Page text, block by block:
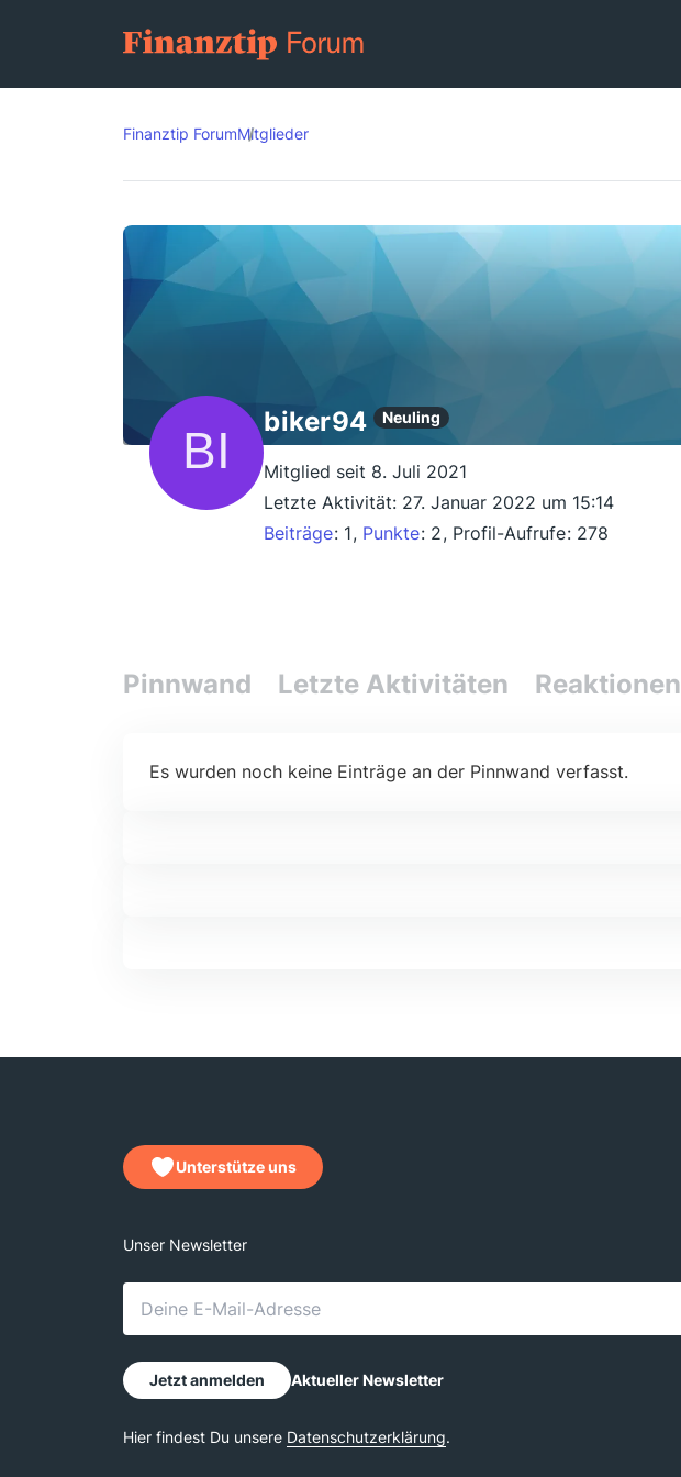
Finanztip ForumMitglieder
biker94 Neuling
Mitglied seit 8. Juli 2021
Letzte Aktivität: 27. Januar 2022 um 15:14
Beiträge 1 Punkte 2 Profil-Aufrufe 278
Pinnwand Letzte Aktivitäten Reaktionen
Es wurden noch keine Einträge an der Pinnwand verfasst.
Unterstütze uns